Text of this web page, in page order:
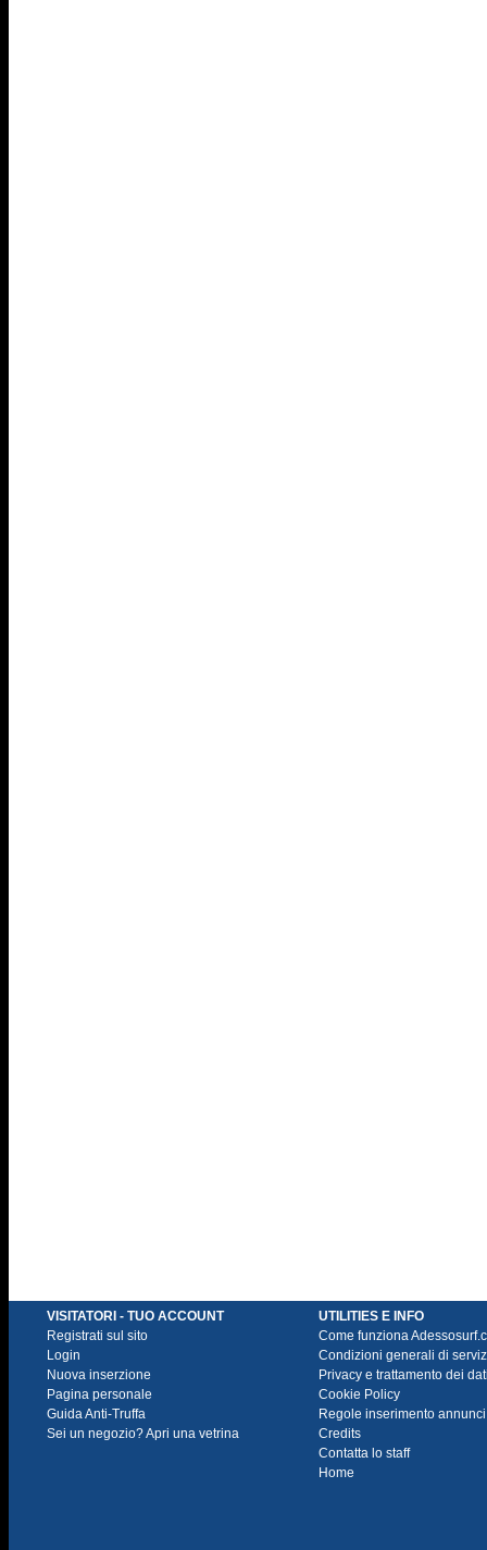
VISITATORI - TUO ACCOUNT
Registrati sul sito
Login
Nuova inserzione
Pagina personale
Guida Anti-Truffa
Sei un negozio? Apri una vetrina
UTILITIES E INFO
Come funziona
Condizioni generali di
Privacy e trattamento dei
Cookie Policy
Regole inserimento annunci
Credits
Contatta lo staff
Home